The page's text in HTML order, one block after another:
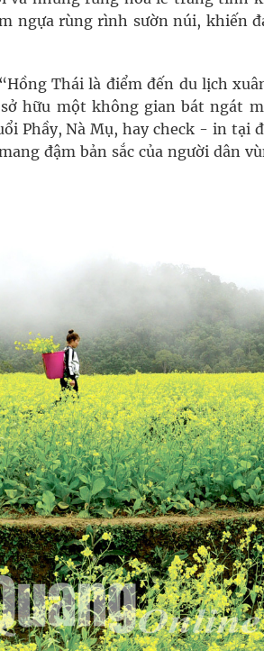
ngựa rùng rình sườn núi, khiến
Thái là điểm đến du lịch
hữu một không gian bát ngát
Phầy, Nà Mụ, hay check - in tại
đậm bản sắc của người dân